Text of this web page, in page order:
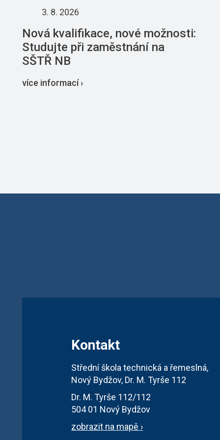
3. 8. 2026
Nová kvalifikace, nové možnosti:
Studujte při zaměstnání na
SŠTŘ NB
více informací ›
Kontakt
Střední škola technická a řemeslná,
Nový Bydžov, Dr. M. Tyrše 112
Dr. M. Tyrše 112/112
504 01 Nový Bydžov
zobrazit na mapě ›